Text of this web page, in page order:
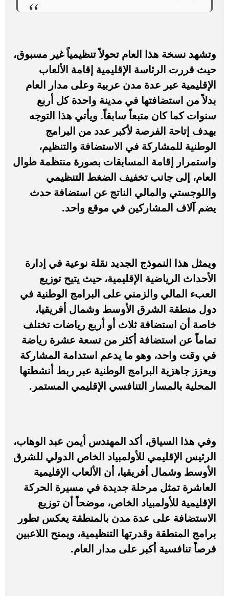
وتشهد نسخة هذا العام تحولاً تنظيمياً غير مسبوق،
حيث قررت الرئاسة الإقليمية إقامة الألعاب
الإقليمية عبر عدة مدن عربية وعلى مدار العام
بدلاً من استضافتها في مدينة واحدة كل أربع
سنوات كما كان متبعاً سابقاً. ويأتي هذا التوجه
بهدف إتاحة الفرصة لأكبر عدد من البرامج
الوطنية للمشاركة في الاستضافة والتنظيم،
واستمرار إقامة المسابقات بصورة منتظمة طوال
العام، إلى جانب تخفيف الضغط التنظيمي
واللوجستي والمالي الناتج عن استضافة حدث
يضم آلاف المشاركين في موقع واحد.
ويمثل هذا النموذج الجديد نقلة نوعية في إدارة
الأحداث الرياضية الإقليمية، حيث يتيح توزيع
العبء المالي والزمني على البرامج الوطنية في
دول منطقة الشرق الأوسط وشمال أفريقيا،
خاصة أن استضافة ثلاث أو أربع رياضات تختلف
تماماً عن استضافة أكثر من تسعة عشرة رياضة
في وقت واحد، وهو ما يدعم استدامة المشاركة
ويعزز جاهزية البرامج الوطنية عبر ربط أنشطتها
المحلية بالمسار التنافسي الإقليمي المستمر.
وفي هذا السياق، أكد المهندس أيمن عبد الوهاب،
الرئيس الإقليمي للأولمبياد الخاص الدولي للشرق
الأوسط وشمال أفريقيا، أن الألعاب الإقليمية
العاشرة تمثل مرحلة جديدة في مسيرة الحركة
الإقليمية للأولمبياد الخاص، موضحاً أن توزيع
الاستضافة على عدة مدن بالمنطقة يعكس تطور
برامج المنطقة وقدرتها التنظيمية، ويمنح اللاعبين
فرصاً تنافسية أكبر على مدار العام.